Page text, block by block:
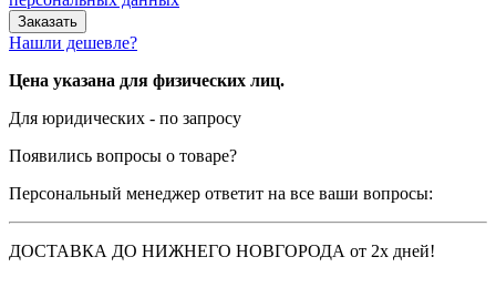
Нашли дешевле?
Цена указана для физических лиц.
Для юридических - по запросу
Появились вопросы о товаре?
Персональный менеджер ответит на все ваши вопросы:
ДОСТАВКА ДО НИЖНЕГО НОВГОРОДА от 2х дней!